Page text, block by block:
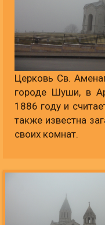
Церковь Св.
городе Шуши, в
1886 году и
также известна
своих комнат.